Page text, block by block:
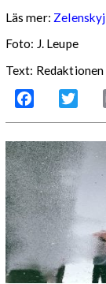
Läs mer:
Foto: J. Leupe
Text: Redaktionen
Facebook